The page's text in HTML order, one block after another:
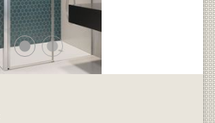
lens lens